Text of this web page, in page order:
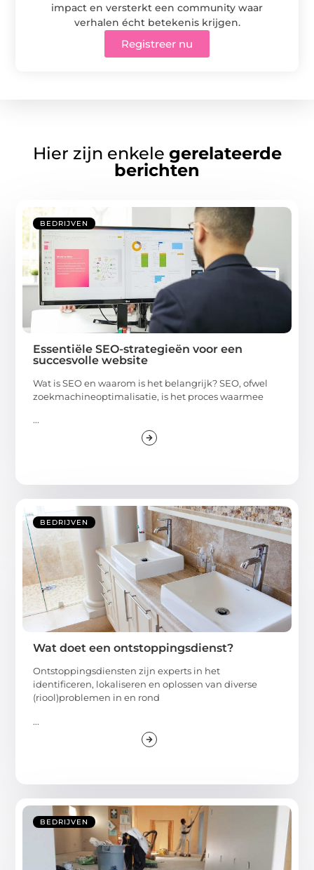
impact en versterkt een community waar
verhalen écht betekenis krijgen.
Registreer nu
Hier zijn enkele gerelateerde
berichten
BEDRIJVEN
Essentiële SEO-strategieën voor een
succesvolle website
Wat is SEO en waarom is het belangrijk? SEO, ofwel
zoekmachineoptimalisatie, is het proces waarmee
...
BEDRIJVEN
Wat doet een ontstoppingsdienst?
Ontstoppingsdiensten zijn experts in het
identificeren, lokaliseren en oplossen van diverse
(riool)problemen in en rond
...
BEDRIJVEN